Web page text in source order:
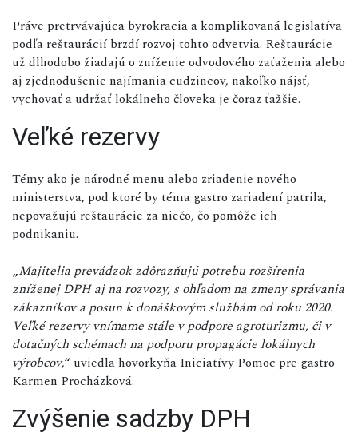
Práve pretrvávajúca byrokracia a komplikovaná legislatíva
podľa reštaurácií brzdí rozvoj tohto odvetvia. Reštaurácie
už dlhodobo žiadajú o zníženie odvodového zaťaženia alebo
aj zjednodušenie najímania cudzincov, nakoľko nájsť,
vychovať a udržať lokálneho človeka je čoraz ťažšie.
Veľké rezervy
Témy ako je národné menu alebo zriadenie nového
ministerstva, pod ktoré by téma gastro zariadení patrila,
nepovažujú reštaurácie za niečo, čo pomôže ich
podnikaniu.
„Majitelia prevádzok zdôrazňujú potrebu rozšírenia
zníženej DPH aj na rozvozy, s ohľadom na zmeny správania
zákazníkov a posun k donáškovým službám od roku 2020.
Veľké rezervy vnímame stále v podpore agroturizmu, či v
dotačných schémach na podporu propagácie lokálnych
výrobcov,“ uviedla hovorkyňa Iniciatívy Pomoc pre gastro
Karmen Procházková.
Zvýšenie sadzby DPH